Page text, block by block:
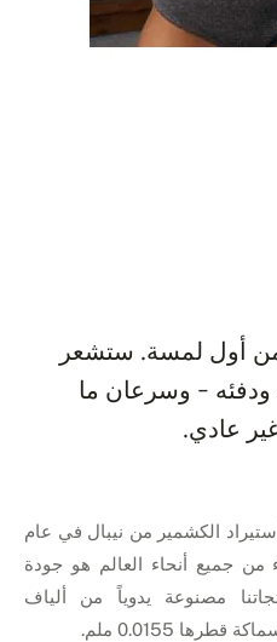
أول لمسة. ستشعر
ودفئه - وسرعان ما
عادي.
الكشمير من نيبال في عام
من جميع أنحاء العالم هو جودة
مصنوعة يدوياً من ألياف
0.0155 ملم.